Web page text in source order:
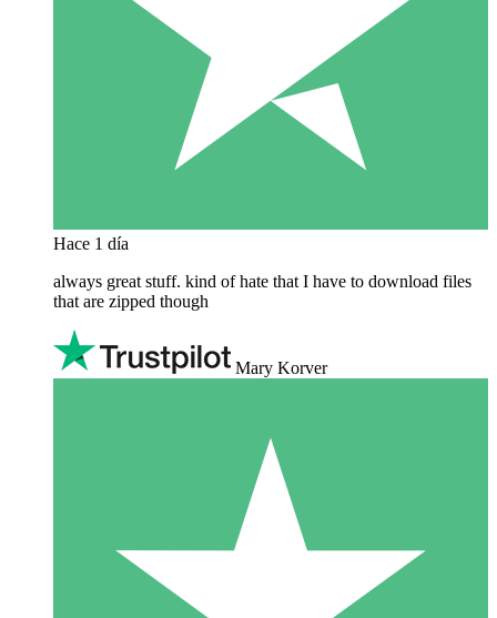
Hace 1 día
always great stuff. kind of hate that I have to download files
that are zipped though
Mary Korver